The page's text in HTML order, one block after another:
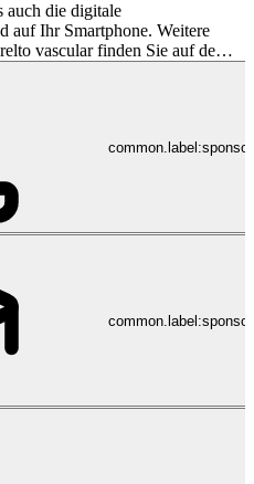
auch die digitale
Smartphone. Weitere
vascular finden Sie auf dem
entry/index.php Bitte
am virtuellen Stand der Bayer
Fachpersonen aus der